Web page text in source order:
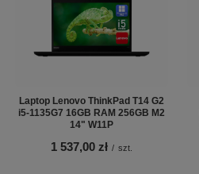
Laptop Lenovo ThinkPad T14 G2
i5-1135G7 16GB RAM 256GB M2
14" W11P
1 537,00 zł / szt.